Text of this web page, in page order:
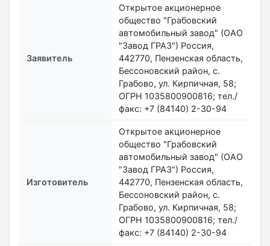
Заявитель
Открытое акционерное
общество "Грабовский
автомобильный завод" (ОАО
"Завод ГРАЗ") Россия,
442770, Пензенская область,
Бессоновский район, с.
Грабово, ул. Кирпичная, 58;
ОГРН 1035800900816; тел./
факс: +7 (84140) 2-30-94
Изготовитель
Открытое акционерное
общество "Грабовский
автомобильный завод" (ОАО
"Завод ГРАЗ") Россия,
442770, Пензенская область,
Бессоновский район, с.
Грабово, ул. Кирпичная, 58;
ОГРН 1035800900816; тел./
факс: +7 (84140) 2-30-94